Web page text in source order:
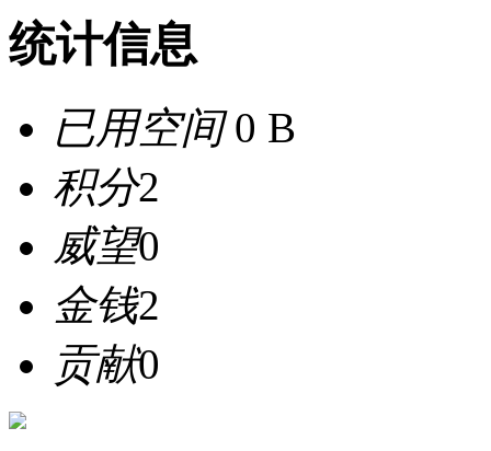
统计信息
已用空间0 B
积分2
威望0
金钱2
贡献0